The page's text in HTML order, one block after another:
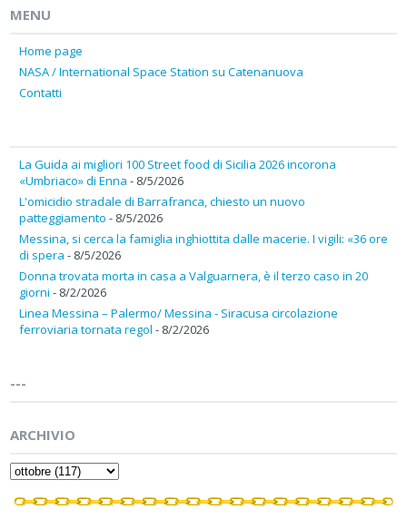
MENU
Home page
NASA / International Space Station su Catenanuova
Contatti
La Guida ai migliori 100 Street food di Sicilia 2026 incorona
«Umbriaco» di Enna - 8/5/2026
L'omicidio stradale di Barrafranca, chiesto un nuovo
patteggiamento - 8/5/2026
Messina, si cerca la famiglia inghiottita dalle macerie. I vigili: «36 ore
di spera - 8/5/2026
Donna trovata morta in casa a Valguarnera, è il terzo caso in 20
giorni - 8/2/2026
Linea Messina – Palermo/ Messina - Siracusa circolazione
ferroviaria tornata regol - 8/2/2026
---
ARCHIVIO